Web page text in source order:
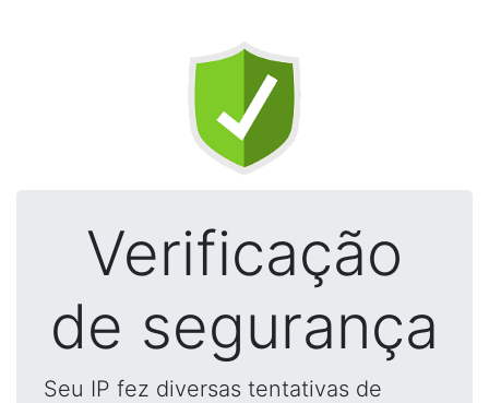
Verificação
de segurança
Seu IP fez diversas tentativas de